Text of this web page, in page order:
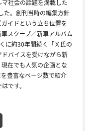
社会の話題を満載した
た。創刊当時の編集方針
イドという立ち位置を
スクープ／新車アルバム
に約30年間続く「Ｘ氏の
バイスを受けながら新
在でも人気の企画とな
豊富なページ数で紹介
です。